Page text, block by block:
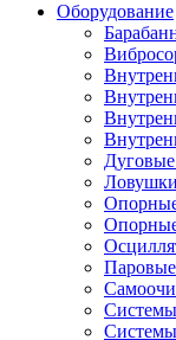
Оборудование
Дуговые
Опорные
Системы